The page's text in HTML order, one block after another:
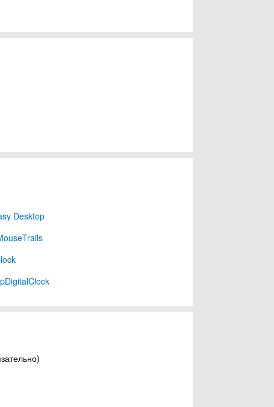
Desktop